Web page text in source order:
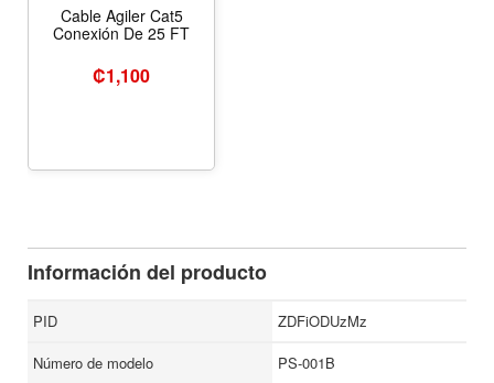
Cable Agiler Cat5
Conexión De 25 FT
₡1,100
Información del producto
PID
ZDFiODUzMz
Número de modelo
PS-001B